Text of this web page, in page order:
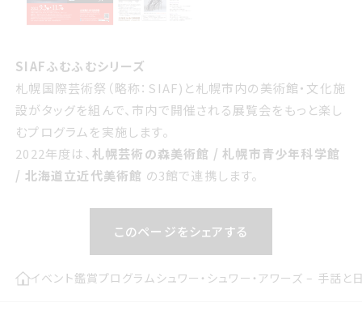
SIAFふむふむシリーズ
札幌国際芸術祭（略称：SIAF)と札幌市内の美術館・文化施
設がタッグを組んで、市内で開催される展覧会をもっと楽し
むプログラムを実施します。
2022年度は、 札幌芸術の森美術館 / 札幌市青少年科学館
/ 北海道立近代美術館 の3館で連携します。
このページをシェアする
イベント鑑賞プログラム シュワー・シュワー・アワーズ – 手話